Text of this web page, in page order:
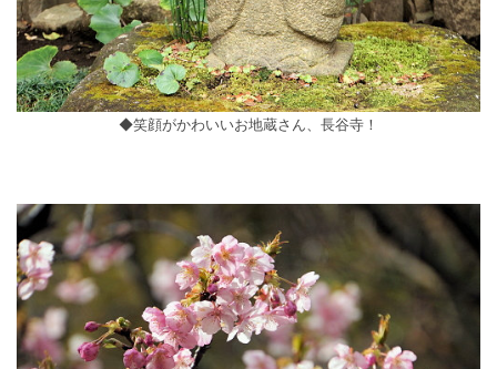
◆笑顔がかわいいお地蔵さん、長谷寺！